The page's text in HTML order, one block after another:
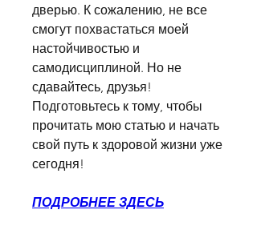
дверью. К сожалению, не все
смогут похвастаться моей
настойчивостью и
самодисциплиной. Но не
сдавайтесь, друзья!
Подготовьтесь к тому, чтобы
прочитать мою статью и начать
свой путь к здоровой жизни уже
сегодня!
ПОДРОБНЕЕ ЗДЕСЬ